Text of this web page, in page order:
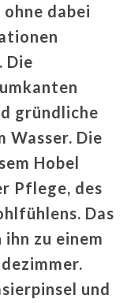
dabei
Die
gründliche
Wasser. Die
Hobel
Pflege, des
Das
zu einem
und